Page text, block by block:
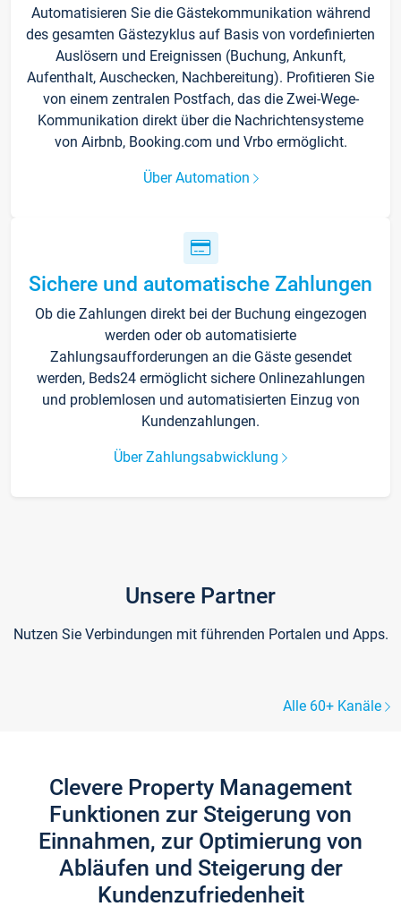
Automatisieren Sie die Gästekommunikation während
des gesamten Gästezyklus auf Basis von vordefinierten
Auslösern und Ereignissen (Buchung, Ankunft,
Aufenthalt, Auschecken, Nachbereitung). Profitieren Sie
von einem zentralen Postfach, das die Zwei-Wege-
Kommunikation direkt über die Nachrichtensysteme
von Airbnb, Booking.com und Vrbo ermöglicht.
Über Automation
Sichere und automatische Zahlungen
Ob die Zahlungen direkt bei der Buchung eingezogen
werden oder ob automatisierte
Zahlungsaufforderungen an die Gäste gesendet
werden, Beds24 ermöglicht sichere Onlinezahlungen
und problemlosen und automatisierten Einzug von
Kundenzahlungen.
Über Zahlungsabwicklung
Unsere Partner
Nutzen Sie Verbindungen mit führenden Portalen und Apps.
Alle 60+ Kanäle
Clevere Property Management
Funktionen zur Steigerung von
Einnahmen, zur Optimierung von
Abläufen und Steigerung der
Kundenzufriedenheit